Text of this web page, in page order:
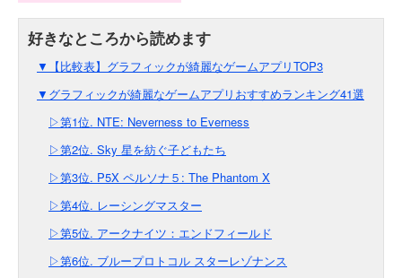
▼【比較表】グラフィックが綺麗なゲームアプリTOP3
▼グラフィックが綺麗なゲームアプリおすすめランキング41選
▷第1位. NTE: Neverness to Everness
▷第2位. Sky 星を紡ぐ子どもたち
▷第3位. P5X ペルソナ５: The Phantom X
▷第4位. レーシングマスター
▷第5位. アークナイツ：エンドフィールド
▷第6位. ブループロトコル スターレゾナンス